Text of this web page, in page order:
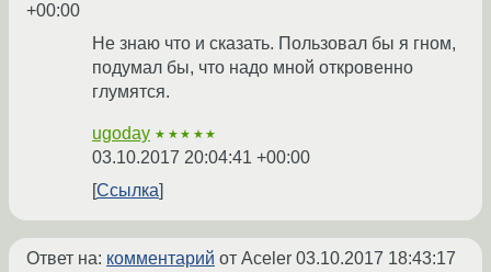
+00:00
Не знаю что и сказать. Пользовал бы я гном,
подумал бы, что надо мной откровенно
глумятся.
ugoday ★★★★★
03.10.2017 20:04:41 +00:00
Ссылка
Ответ на: комментарий от Aceler 03.10.2017 18:43:17